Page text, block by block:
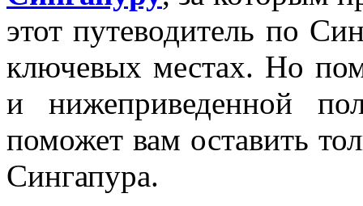
этот путеводитель по
ключевых местах. Но
и нижеприведенной
поможет вам оставить
Сингапура.